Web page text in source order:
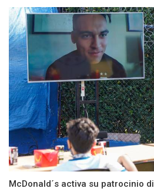
McDonald´s activa su patrocinio